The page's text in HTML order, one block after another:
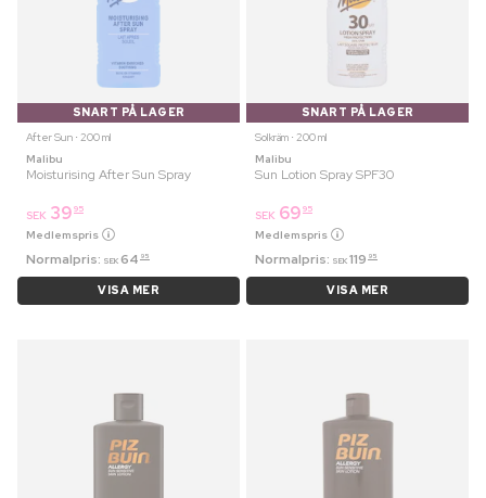
SNART PÅ LAGER
After Sun ⋅ 200 ml
Malibu
Moisturising After Sun Spray
SEK 39 95
Medlemspris
Normalpris: SEK 64 95
VISA MER
SNART PÅ LAGER
Solkräm ⋅ 200 ml
Malibu
Sun Lotion Spray SPF30
SEK 69 95
Medlemspris
Normalpris: SEK 119 95
VISA MER